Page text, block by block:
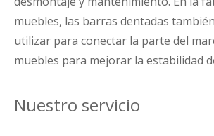
muebles, las barras dentadas
utilizar para conectar la parte del
muebles para mejorar la estabilidad
Nuestro servicio